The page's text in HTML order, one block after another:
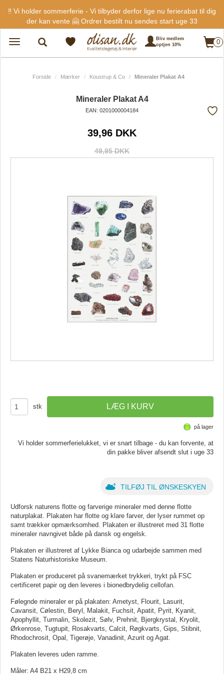
‼️ Vi holder sommerferie - Vi tilbyder derfor lige nu ferierabat til dig
der kan vente 🤗 Ordrer bestilt nu sendes start uge 33
Toggle
navigation
Bliv medlem
optjen 10%
0
Forside Mærker Koustrup & Co Mineraler Plakat A4
Mineraler Plakat A4
EAN: 0201000004184
39,96 DKK
49,95 DKK
stk
på lager
Vi holder sommerferielukket, vi er snart tilbage - du kan forvente, at
din pakke bliver afsendt slut i uge 33
TILFØJ TIL ØNSKESKYEN
Udforsk naturens flotte og farverige mineraler med denne flotte
naturplakat. Plakaten har flotte og klare farver, der lyser rummet op
samt trækker opmærksomhed. Plakaten er illustreret med 31 flotte
mineraler navngivet både på dansk og engelsk.
Plakaten er illustreret af Lykke Bianca og udarbejde sammen med
Statens Naturhistoriske Museum.
Plakaten er produceret på svanemærket trykkeri, trykt på FSC
certificeret papir og den leveres i bionedbrydelig cellofan.
Følegnde mineraler er på plakaten: Ametyst, Flourit, Lasurit,
Cavansit, Cølestin, Beryl, Malakit, Fuchsit, Apatit, Pyrit, Kyanit,
Apophyllit, Turmalin, Skolezit, Sølv, Prehnit, Bjergkrystal, Kryolit,
Ørkenrose, Tugtupit, Rosakvarts, Calcit, Røgkvarts, Gips, Stibnit,
Rhodochrosit, Opal, Tigerøje, Vanadinit, Azurit og Agat.
Plakaten leveres uden ramme.
Måler: A4 B21 x H29,8 cm